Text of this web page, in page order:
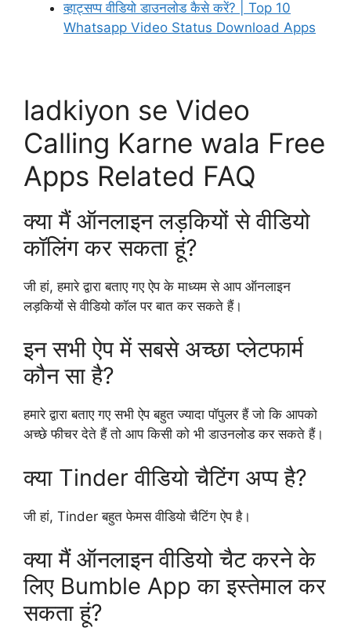
व्हाट्सप्प वीडियो डाउनलोड कैसे करें? | Top 10
Whatsapp Video Status Download Apps
ladkiyon se Video
Calling Karne wala Free
Apps Related FAQ
क्या मैं ऑनलाइन लड़कियों से वीडियो
कॉलिंग कर सकता हूं?
जी हां, हमारे द्वारा बताए गए ऐप के माध्यम से आप ऑनलाइन
लड़कियों से वीडियो कॉल पर बात कर सकते हैं।
इन सभी ऐप में सबसे अच्छा प्लेटफार्म
कौन सा है?
हमारे द्वारा बताए गए सभी ऐप बहुत ज्यादा पॉपुलर हैं जो कि आपको
अच्छे फीचर देते हैं तो आप किसी को भी डाउनलोड कर सकते हैं।
क्या Tinder वीडियो चैटिंग अप्प है?
जी हां, Tinder बहुत फेमस वीडियो चैटिंग ऐप है।
क्या मैं ऑनलाइन वीडियो चैट करने के
लिए Bumble App का इस्तेमाल कर
सकता हूं?